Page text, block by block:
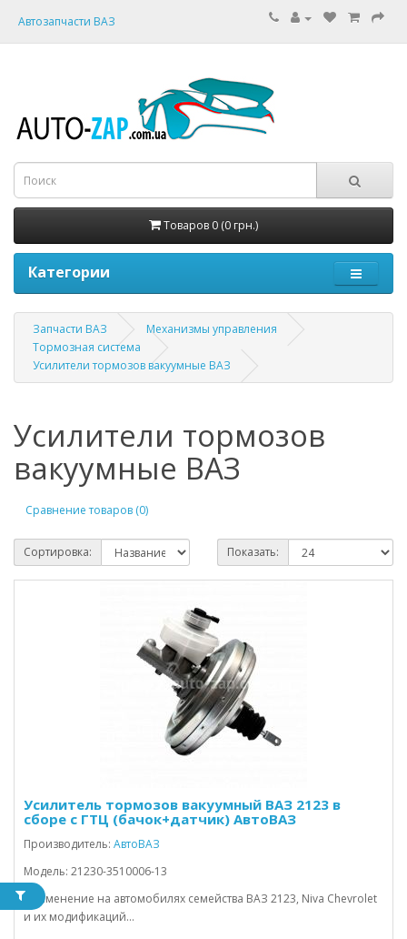
Автозапчасти ВАЗ
Товаров 0 (0 грн.)
Категории
Запчасти ВАЗ
Механизмы управления
Тормозная система
Усилители тормозов вакуумные ВАЗ
Усилители тормозов
вакуумные ВАЗ
Сравнение товаров (0)
Сортировка: Показать:
Усилитель тормозов вакуумный ВАЗ 2123 в
сборе с ГТЦ (бачок+датчик) АвтоВАЗ
Производитель: АвтоВАЗ
Модель: 21230-3510006-13
Применение на автомобилях семейства ВАЗ 2123, Niva Chevrolet
и их модификаций...